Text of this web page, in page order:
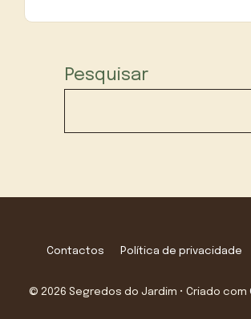
Pesquisar
Contactos Política de privacidade
© 2026 Segredos do Jardim • Criado com